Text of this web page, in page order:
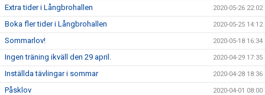
Extra tider i Långbrohallen 2020-05-26 22:02
Boka fler tider i Långbrohallen 2020-05-25 14:12
Sommarlov! 2020-05-18 16:34
Ingen träning ikväll den 29 april. 2020-04-29 17:35
Inställda tävlingar i sommar 2020-04-28 18:36
Påsklov 2020-04-01 08:00